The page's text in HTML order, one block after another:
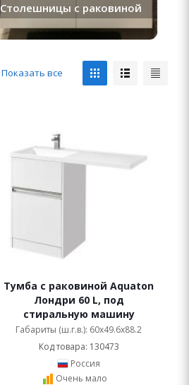
Столешницы с раковиной
Показать все
Тумба с раковиной Aquaton
Лондри 60 L, под
стиральную машину
Габариты (ш.г.в.): 60x49.6x88.2
Код товара: 130473
Россия
Очень мало